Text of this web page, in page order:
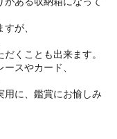
が、
くことも出来ます。
スやカード、
用に、鑑賞にお愉しみ